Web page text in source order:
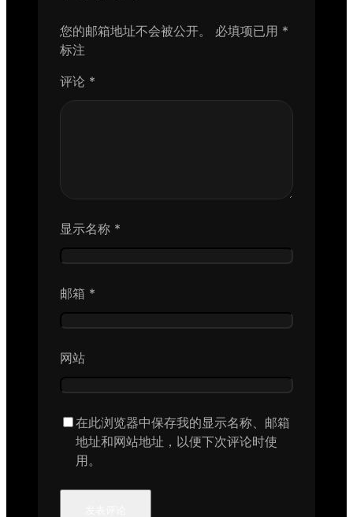
您的邮箱地址不会被公开。 必填项已用 *
标注
评论 *
显示名称 *
邮箱 *
网站
在此浏览器中保存我的显示名称、邮箱
地址和网站地址，以便下次评论时使
用。